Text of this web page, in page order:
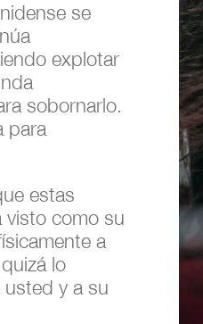
se
explotar
sobornarlo.
para
estas
visto como su
a
lo
usted y a su